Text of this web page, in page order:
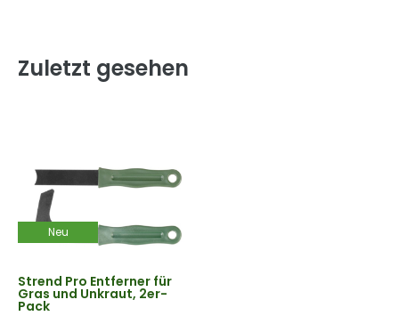
Zuletzt gesehen
Neu
Strend Pro Entferner für
Gras und Unkraut, 2er-
Pack